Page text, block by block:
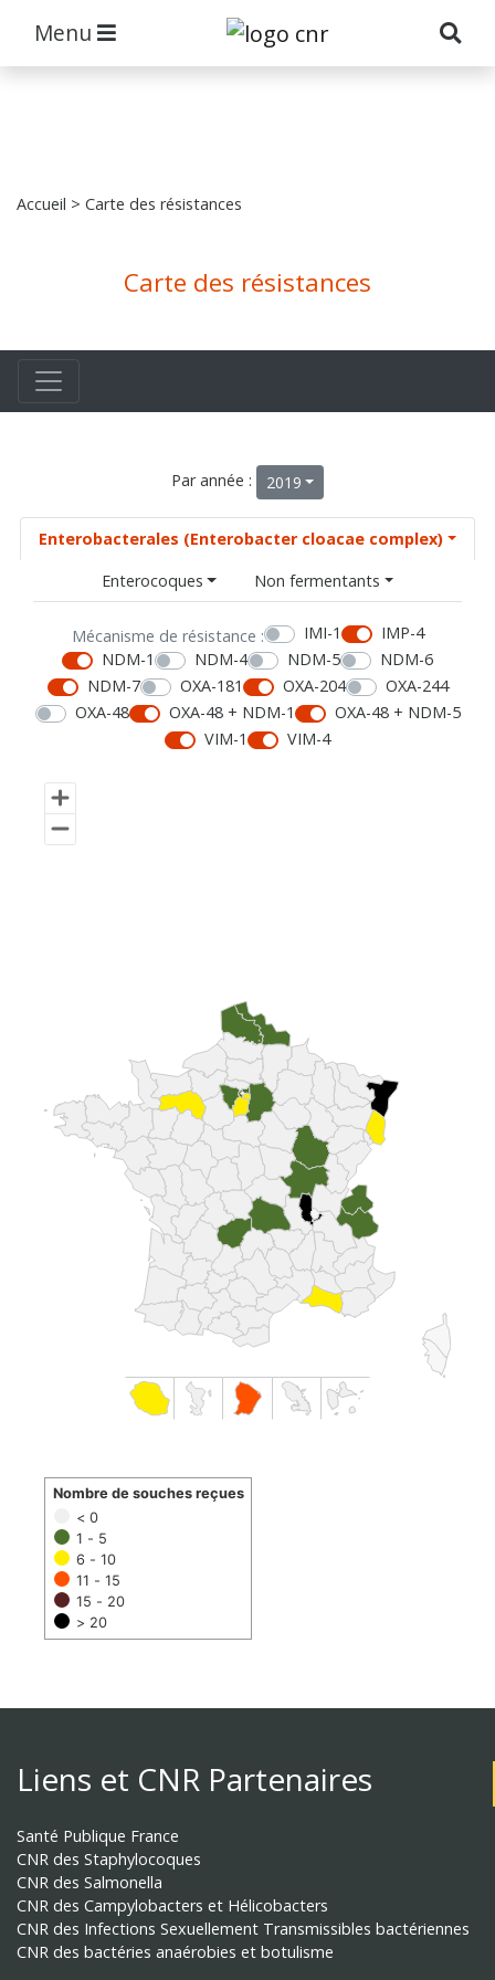
Menu
Accueil > Carte des résistances
Carte des résistances
Par année : 2019
Enterobacterales (Enterobacter cloacae complex)
Enterocoques
Non fermentants
Mécanisme de résistance : IMI-1
IMP-4
NDM-1
NDM-4 NDM-5
NDM-6
NDM-7
OXA-181 OXA-204
OXA-244
OXA-48
OXA-48 + NDM-1
OXA-48 + NDM-5
VIM-1
VIM-4
< 0
1 - 5
6 - 10
11 - 15
15 - 20
> 20
Nombre de souches reçues
Liens et CNR Partenaires
Santé Publique France
CNR des Staphylocoques
CNR des Salmonella
CNR des Campylobacters et Hélicobacters
CNR des Infections Sexuellement Transmissibles bactériennes
CNR des bactéries anaérobies et botulisme